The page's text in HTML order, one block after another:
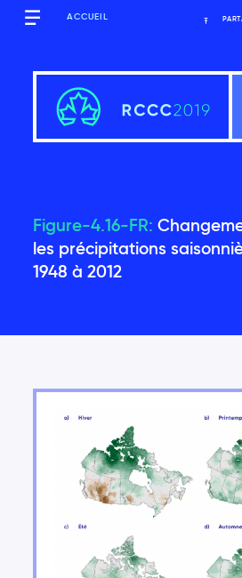
ACCUEIL
Figure-4.16-FR:
les précipitations
1948 à 2012
Sommaire
Contexte mondial
Changements de température
Changements dans les
et de neige
Changements dans les
Évolution de la neige et de la
Évolution de la disponibilité de
Changements touchant les